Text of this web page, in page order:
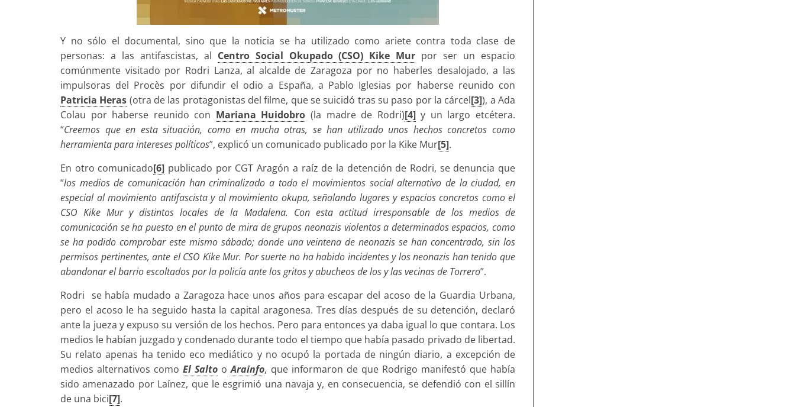
Y no sólo el documental, sino que la noticia se ha utilizado como ariete contra toda clase de
personas: a las antifascistas, al Centro Social Okupado (CSO) Kike Mur por ser un espacio
comúnmente visitado por Rodri Lanza, al alcalde de Zaragoza por no haberles desalojado, a las
impulsoras del Procès por difundir el odio a España, a Pablo Iglesias por haberse reunido con
Patricia Heras (otra de las protagonistas del filme, que se suicidó tras su paso por la cárcel[3]), a Ada
Colau por haberse reunido con Mariana Huidobro (la madre de Rodri)[4]y un largo etcétera.
“Creemos que en esta situación, como en mucha otras, se han utilizado unos hechos concretos como
herramienta para intereses políticos”, explicó un comunicado publicado por la Kike Mur[5].
En otro comunicado[6] publicado por CGT Aragón a raíz de la detención de Rodri, se denuncia que
“los medios de comunicación han criminalizado a todo el movimientos social alternativo de la ciudad, en
especial al movimiento antifascista y al movimiento okupa, señalando lugares y espacios concretos como el
CSO Kike Mur y distintos locales de la Madalena. Con esta actitud irresponsable de los medios de
comunicación se ha puesto en el punto de mira de grupos neonazis violentos a determinados espacios, como
se ha podido comprobar este mismo sábado; donde una veintena de neonazis se han concentrado, sin los
permisos pertinentes, ante el CSO Kike Mur. Por suerte no ha habido incidentes y los neonazis han tenido que
abandonar el barrio escoltados por la policía ante los gritos y abucheos de los y las vecinas de Torrero”.
Rodri se había mudado a Zaragoza hace unos años para escapar del acoso de la Guardia Urbana,
pero el acoso le ha seguido hasta la capital aragonesa. Tres días después de su detención, declaró
ante la jueza y expuso su versión de los hechos. Pero para entonces ya daba igual lo que contara. Los
medios le habían juzgado y condenado durante todo el tiempo que había pasado privado de libertad.
Su relato apenas ha tenido eco mediático y no ocupó la portada de ningún diario, a excepción de
medios alternativos comoEl Salto oArainfo, que informaron de que Rodrigo manifestó que había
sido amenazado por Laínez, que le esgrimió una navaja y, en consecuencia, se defendió con el sillín
de una bici[7].